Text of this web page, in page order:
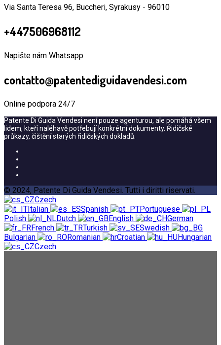
Via Santa Teresa 96, Buccheri, Syrakusy - 96010
+447506968112
Napište nám Whatsapp
contatto@patentediguidavendesi.com
Online podpora 24/7
Patente Di Guida Vendesi není pouze agenturou, ale pomáhá všem
lidem, kteří naléhavě potřebují konkrétní dokumenty. Řidičské
průkazy, čištění starých řidičských dokladů.
© 2024, Patente Di Guida Vendesi. Tutti i diritti riservati.
Czech
Italian
Spanish
Portuguese
Polish
Dutch English
German
French
Turkish
Swedish
Bulgarian
Romanian Croatian
Hungarian
Czech